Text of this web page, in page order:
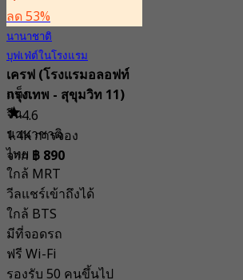
ลด 53%
นานาชาติ
บุฟเฟ่ต์ในโรงแรม
เครฟ (โรงแรมอลอฟท์
กรุงเทพ - สุขุมวิท 11)
4.6
1.4K การจอง
จาก ฿ 890
แท็ก
จีน
นานาชาติ
ไทย
ใกล้ MRT
วีลแชร์เข้าถึงได้
ใกล้ BTS
มีที่จอดรถ
ฟรี Wi-Fi
รองรับ 50 คนขึ้นไป